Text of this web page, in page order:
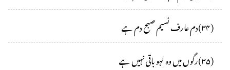
(۳۴)دم عارف نسیم صبح دم ہے
(۳۵)رگوں میں وہ لہو باقی نہیں ہے